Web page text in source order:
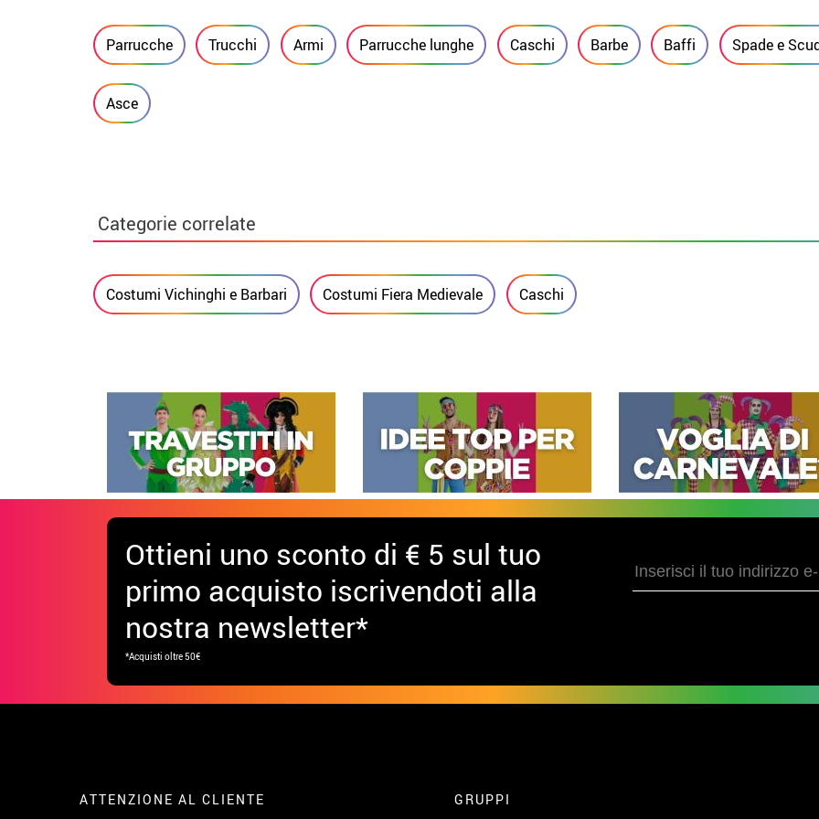
Parrucche Trucchi Armi Parrucche lunghe Caschi Barbe Baffi Spade e
Asce
Categorie correlate
Costumi Vichinghi e Barbari Costumi Fiera Medievale Caschi
Ottieni uno sconto di € 5 sul tuo
primo acquisto iscrivendoti alla
nostra newsletter*
*Acquisti oltre 50€
ATTENZIONE AL CLIENTE GRUPPI